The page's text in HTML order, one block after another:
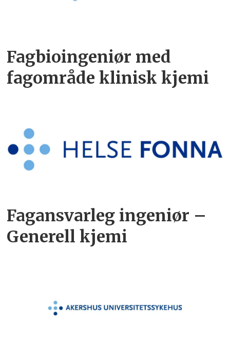
Fagbioingeniør med
fagområde klinisk kjemi
Fagansvarleg ingeniør –
Generell kjemi